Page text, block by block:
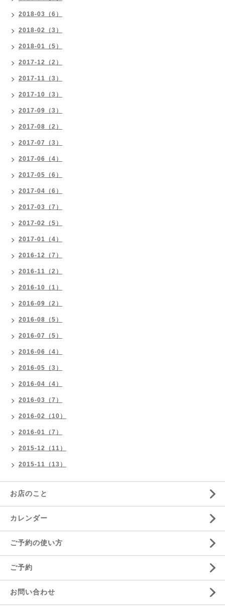
2018-03（6）
2018-02（3）
2018-01（5）
2017-12（2）
2017-11（3）
2017-10（3）
2017-09（3）
2017-08（2）
2017-07（3）
2017-06（4）
2017-05（6）
2017-04（6）
2017-03（7）
2017-02（5）
2017-01（4）
2016-12（7）
2016-11（2）
2016-10（1）
2016-09（2）
2016-08（5）
2016-07（5）
2016-06（4）
2016-05（3）
2016-04（4）
2016-03（7）
2016-02（10）
2016-01（7）
2015-12（11）
2015-11（13）
お店のこと
カレンダー
ご予約の使い方
ご予約
お問い合わせ